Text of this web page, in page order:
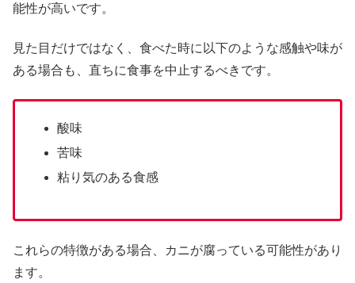
能性が高いです。
見た目だけではなく、食べた時に以下のような感触や味が
ある場合も、直ちに食事を中止するべきです。
酸味
苦味
粘り気のある食感
これらの特徴がある場合、カニが腐っている可能性があり
ます。